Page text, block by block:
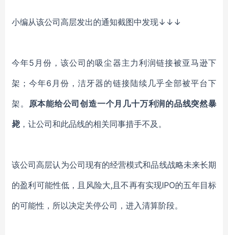
小编从该公司高层发出的通知截图中发现↓↓↓
今年5月份，该公司的吸尘器主力利润链接被亚马逊下
架；今年6月份，洁牙器的链接陆续几乎全部被平台下
架。 原本能给公司创造一个月几十万利润的品线突然暴
毙 ，让公司和此品线的相关同事措手不及。
该公司高层认为公司现有的经营模式和品线战略未来长期
的盈利可能性低，且风险大,且不再有实现IPO的五年目标
的可能性，所以决定关停公司，进入清算阶段。